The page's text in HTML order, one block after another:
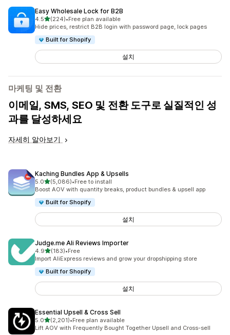
Easy Wholesale Lock for B2B
4.5별 5개 중
(224)
총 리뷰 224개
•Free plan available
Hide prices, restrict B2B login with password page, lock pages
Built for Shopify
설치
마케팅 및 전환
이메일, SMS, SEO 및 전환 도구로 실질적인 성
과를 달성하세요
자세히 알아보기
Kaching Bundles App & Upsells
5.0별 5개 중
(5,086)
총 리뷰 5086개
•Free to install
Boost AOV with quantity breaks, product bundles & upsell app
Built for Shopify
설치
Judge.me Ali Reviews Importer
4.9별 5개 중
(183)
총 리뷰 183개
•Free
Import AliExpress reviews and grow your dropshipping store
Built for Shopify
설치
Essential Upsell & Cross Sell
5.0별 5개 중
(2,201)
총 리뷰 2201개
•Free plan available
Lift AOV with Frequently Bought Together Upsell and Cross-sell